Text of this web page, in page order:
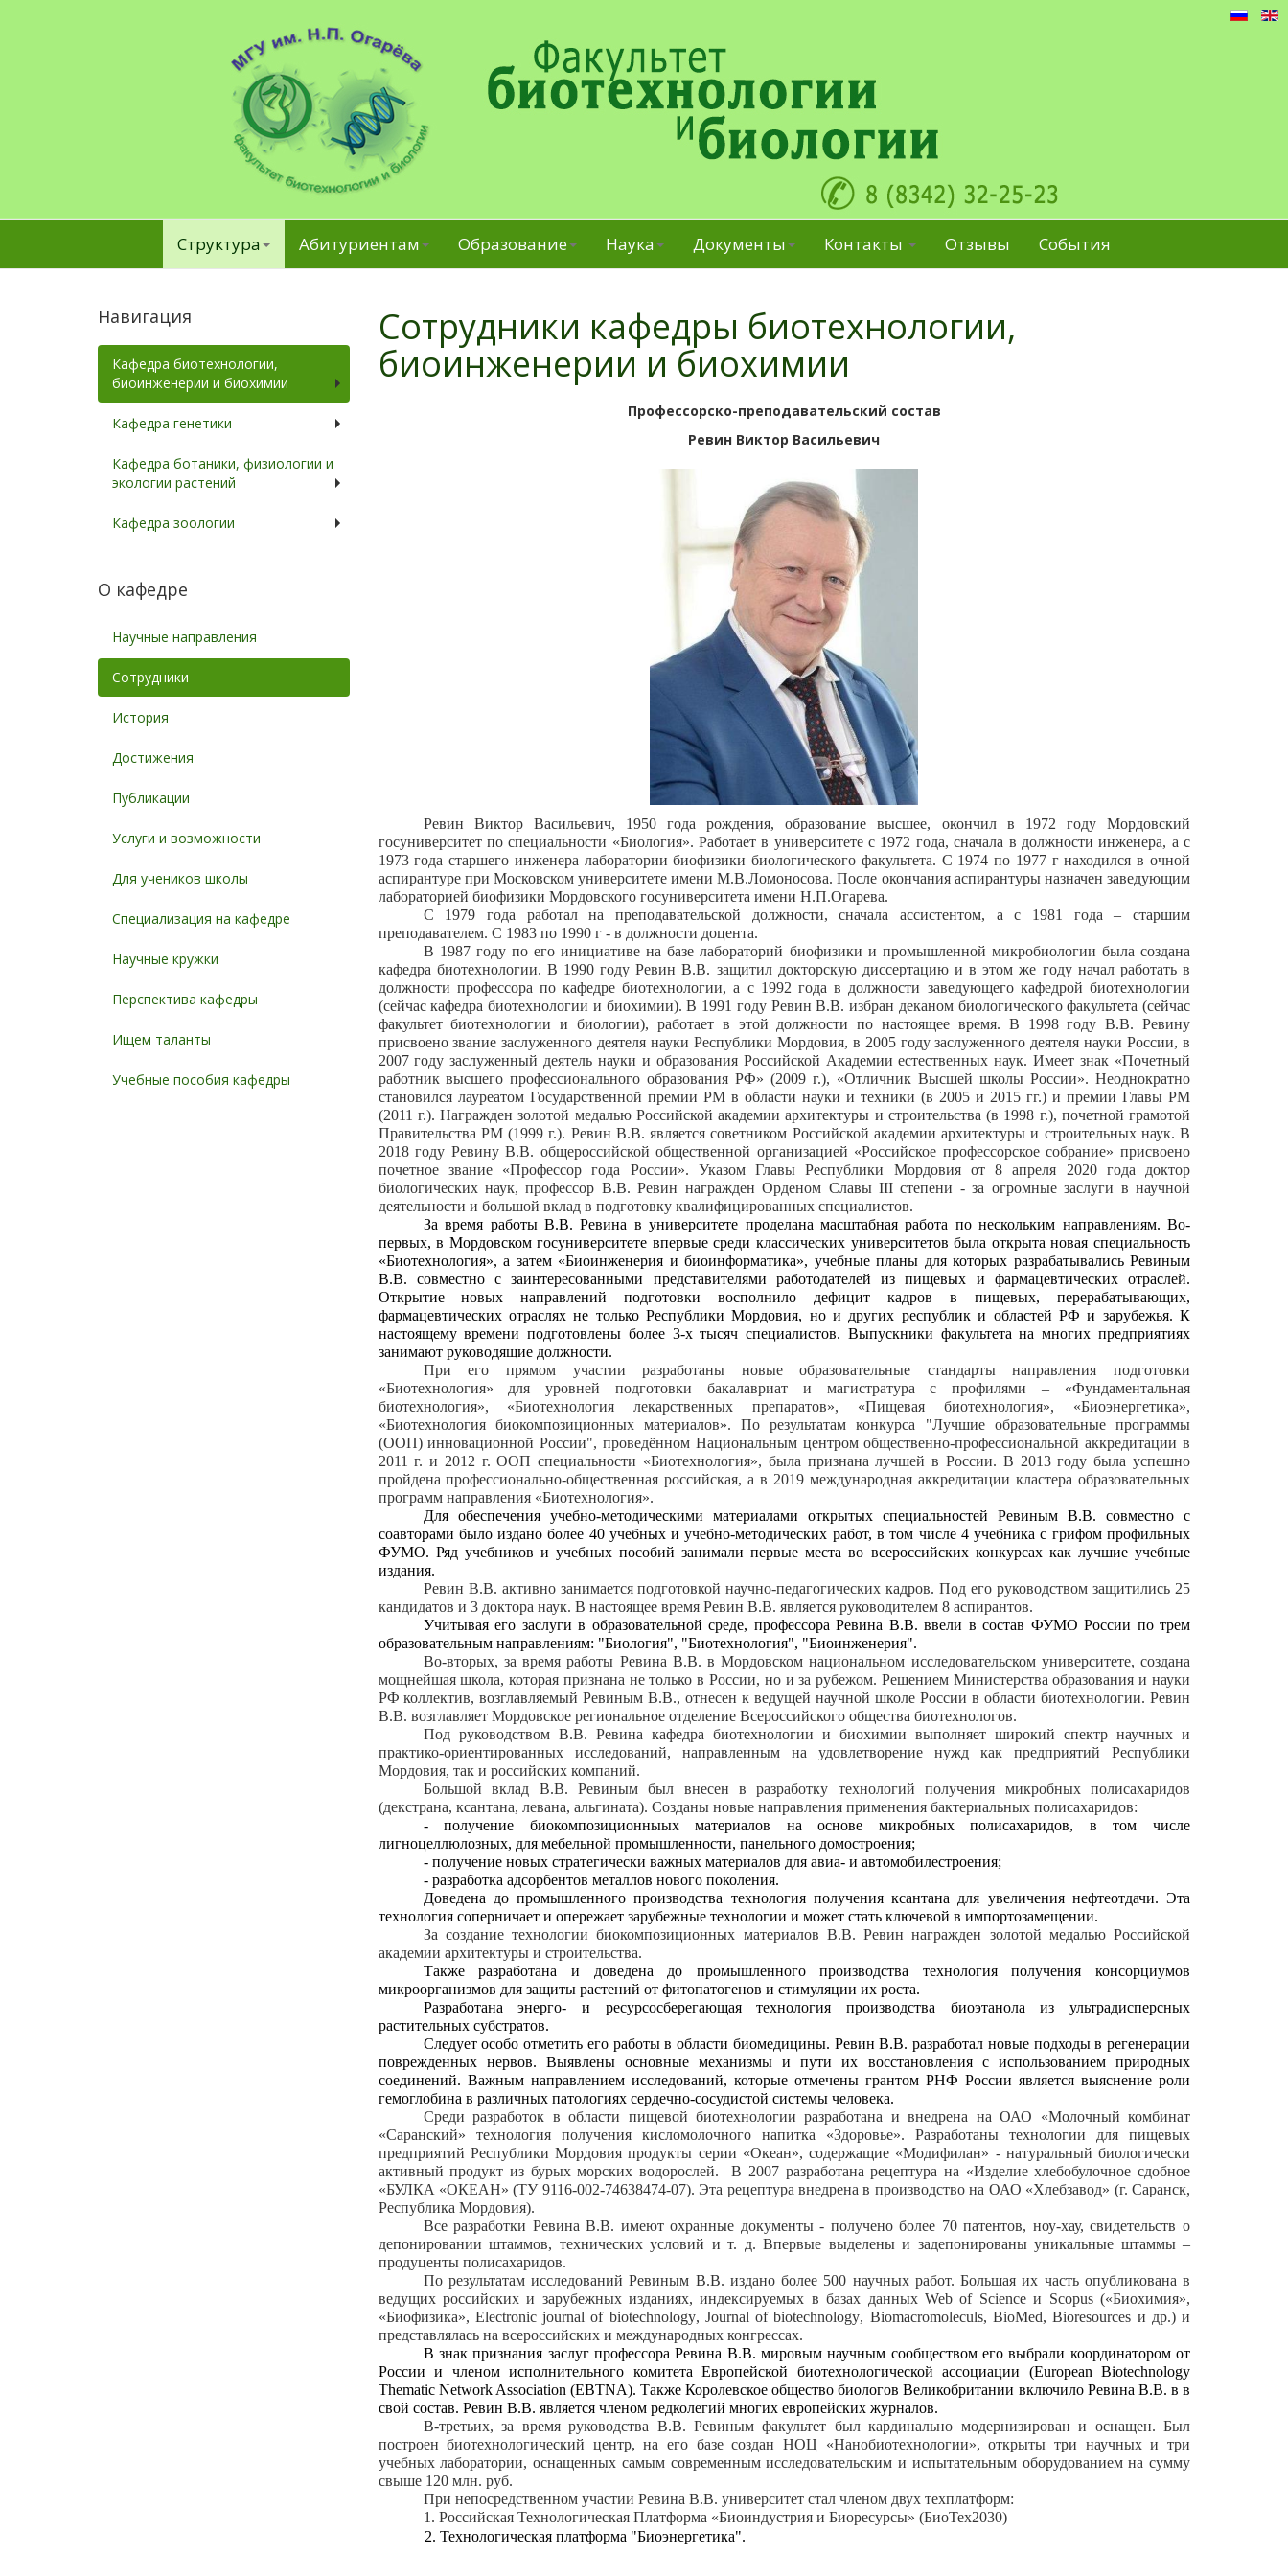
Структура Абитуриентам Образование Наука Документы Контакты Отзывы События
Сотрудники кафедры биотехнологии,
биоинженерии и биохимии
Профессорско-преподавательский состав
Ревин Виктор Васильевич
Ревин Виктор Васильевич, 1950 года рождения, образование высшее, окончил в 1972 году Мордовский
госуниверситет по специальности «Биология». Работает в университете с 1972 года, сначала в должности инженера, а с
1973 года старшего инженера лаборатории биофизики биологического факультета. С 1974 по 1977 г находился в очной
аспирантуре при Московском университете имени М.В.Ломоносова. После окончания аспирантуры назначен заведующим
лабораторией биофизики Мордовского госуниверситета имени Н.П.Огарева.
С 1979 года работал на преподавательской должности, сначала ассистентом, а с 1981 года – старшим
преподавателем. С 1983 по 1990 г - в должности доцента.
В 1987 году по его инициативе на базе лабораторий биофизики и промышленной микробиологии была создана
кафедра биотехнологии. В 1990 году Ревин В.В. защитил докторскую диссертацию и в этом же году начал работать в
должности профессора по кафедре биотехнологии, а с 1992 года в должности заведующего кафедрой биотехнологии
(сейчас кафедра биотехнологии и биохимии). В 1991 году Ревин В.В. избран деканом биологического факультета (сейчас
факультет биотехнологии и биологии), работает в этой должности по настоящее время. В 1998 году В.В. Ревину
присвоено звание заслуженного деятеля науки Республики Мордовия, в 2005 году заслуженного деятеля науки России, в
2007 году заслуженный деятель науки и образования Российской Академии естественных наук. Имеет знак «Почетный
работник высшего профессионального образования РФ» (2009 г.), «Отличник Высшей школы России». Неоднократно
становился лауреатом Государственной премии РМ в области науки и техники (в 2005 и 2015 гг.) и премии Главы РМ
(2011 г.). Награжден золотой медалью Российской академии архитектуры и строительства (в 1998 г.), почетной грамотой
Правительства РМ (1999 г.). Ревин В.В. является советником Российской академии архитектуры и строительных наук. В
2018 году Ревину В.В. общероссийской общественной организацией «Российское профессорское собрание» присвоено
почетное звание «Профессор года России». Указом Главы Республики Мордовия от 8 апреля 2020 года доктор
биологических наук, профессор В.В. Ревин награжден Орденом Славы III степени - за огромные заслуги в научной
деятельности и большой вклад в подготовку квалифицированных специалистов.
За время работы В.В. Ревина в университете проделана масштабная работа по нескольким направлениям. Во-
первых, в Мордовском госуниверситете впервые среди классических университетов была открыта новая специальность
«Биотехнология», а затем «Биоинженерия и биоинформатика», учебные планы для которых разрабатывались Ревиным
В.В. совместно с заинтересованными представителями работодателей из пищевых и фармацевтических отраслей.
Открытие новых направлений подготовки восполнило дефицит кадров в пищевых, перерабатывающих,
фармацевтических отраслях не только Республики Мордовия, но и других республик и областей РФ и зарубежья. К
настоящему времени подготовлены более 3-х тысяч специалистов. Выпускники факультета на многих предприятиях
занимают руководящие должности.
При его прямом участии разработаны новые образовательные стандартынаправления подготовки
«Биотехнология» для уровней подготовки бакалавриат и магистратура с профилями – «Фундаментальная
биотехнология», «Биотехнология лекарственных препаратов», «Пищевая биотехнология», «Биоэнергетика»,
«Биотехнология биокомпозиционных материалов». По результатам конкурса "Лучшие образовательные программы
(ООП) инновационной России", проведённом Национальным центром общественно-профессиональной аккредитации в
2011 г. и 2012 г. ООП специальности «Биотехнология», была признана лучшей в России. В 2013 году была успешно
пройдена профессионально-общественная российская, а в 2019 международная аккредитации кластера образовательных
программ направления «Биотехнология».
Для обеспечения учебно-методическими материалами открытых специальностей Ревиным В.В. совместно с
соавторами было издано более 40 учебных и учебно-методических работ, в том числе 4 учебника с грифом профильных
ФУМО. Ряд учебников и учебных пособий занимали первые места во всероссийских конкурсах как лучшие учебные
издания.
Ревин В.В. активно занимается подготовкой научно-педагогических кадров. Под его руководством защитились 25
кандидатов и 3 доктора наук. В настоящее время Ревин В.В. является руководителем 8 аспирантов.
Учитывая его заслуги в образовательной среде, профессора Ревина В.В. ввели в состав ФУМО России по трем
образовательным направлениям: "Биология", "Биотехнология", "Биоинженерия".
Во-вторых, за время работы Ревина В.В. в Мордовском национальном исследовательском университете, создана
мощнейшая школа, которая признана не только в России, но и за рубежом. Решением Министерства образования и науки
РФ коллектив, возглавляемый Ревиным В.В., отнесен к ведущей научной школе России в области биотехнологии. Ревин
В.В. возглавляет Мордовское региональное отделение Всероссийского общества биотехнологов.
Под руководством В.В. Ревина кафедра биотехнологии и биохимии выполняет широкий спектр научных и
практико-ориентированных исследований, направленным на удовлетворение нужд как предприятий Республики
Мордовия, так и российских компаний.
Большой вклад В.В. Ревиным был внесен в разработку технологий получения микробных полисахаридов
(декстрана, ксантана, левана, альгината). Созданы новые направления применения бактериальных полисахаридов:
- получение биокомпозиционныых материалов на основе микробных полисахаридов, в том числе
лигноцеллюлозных, для мебельной промышленности, панельного домостроения;
- получение новых стратегически важных материалов для авиа- и автомобилестроения;
- разработка адсорбентов металлов нового поколения.
Доведена до промышленного производства технология получения ксантана для увеличения нефтеотдачи. Эта
технология соперничает и опережает зарубежные технологии и может стать ключевой в импортозамещении.
За создание технологии биокомпозиционных материалов В.В. Ревин награжден золотой медалью Российской
академии архитектуры и строительства.
Также разработана и доведена до промышленного производства технология получения консорциумов
микроорганизмов для защиты растений от фитопатогенов и стимуляции их роста.
Разработана энерго- и ресурсосберегающая технология производства биоэтанола из ультрадисперсных
растительных субстратов.
Следует особо отметить его работы в области биомедицины. Ревин В.В. разработал новые подходы в регенерации
поврежденных нервов. Выявлены основные механизмы и пути их восстановления с использованием природных
соединений. Важным направлением исследований, которые отмечены грантом РНФ России является выяснение роли
гемоглобина в различных патологиях сердечно-сосудистой системы человека.
Среди разработок в области пищевой биотехнологии разработана и внедрена на ОАО «Молочный комбинат
«Саранский» технология получения кисломолочного напитка «Здоровье». Разработаны технологии для пищевых
предприятий Республики Мордовия продукты серии «Океан», содержащие «Модифилан» - натуральный биологически
активный продукт из бурых морских водорослей. В 2007 разработана рецептура на «Изделие хлебобулочное сдобное
«БУЛКА «ОКЕАН» (ТУ 9116-002-74638474-07). Эта рецептура внедрена в производство на ОАО «Хлебзавод» (г. Саранск,
Республика Мордовия).
Все разработки Ревина В.В. имеют охранные документы - получено более 70 патентов, ноу-хау, свидетельств о
депонировании штаммов, технических условий и т. д. Впервые выделены и задепонированы уникальные штаммы –
продуценты полисахаридов.
По результатам исследований Ревиным В.В. издано более 500 научных работ. Большая их часть опубликована в
ведущих российских и зарубежных изданиях, индексируемых в базах данныхWeb of Scienceи Scopus(«Биохимия»,
«Биофизика», Electronic journal of biotechnology, Journal of biotechnology, Biomacromoleculs,BioMed,Bioresources и др.) и
представлялась на всероссийских и международных конгрессах.
В знак признания заслуг профессора Ревина В.В. мировым научным сообществом его выбрали координатором от
России и членом исполнительного комитета Европейской биотехнологической ассоциации (European Biotechnology
Thematic Network Association (EBTNA). Также Королевское общество биологов Великобритании включило Ревина В.В. в в
свой состав. Ревин В.В. является членом редколегий многих европейских журналов.
В-третьих, за время руководства В.В. Ревинымфакультет был кардинально модернизирован и оснащен. Был
построен биотехнологический центр, на его базе создан НОЦ «Нанобиотехнологии», открыты три научных и три
учебных лаборатории, оснащенных самым современным исследовательским и испытательным оборудованием на сумму
свыше 120 млн. руб.
При непосредственном участии Ревина В.В. университет стал членом двух техплатформ:
1. Российская Технологическая Платформа «Биоиндустрия и Биоресурсы» (БиоТех2030)
2. Технологическая платформа "Биоэнергетика".
Навигация
Кафедра биотехнологии,
биоинженерии и биохимии
Кафедра генетики
Кафедра ботаники, физиологии и
экологии растений
Кафедра зоологии
О кафедре
Научные направления
Сотрудники
История
Достижения
Публикации
Услуги и возможности
Для учеников школы
Специализация на кафедре
Научные кружки
Перспектива кафедры
Ищем таланты
Учебные пособия кафедры